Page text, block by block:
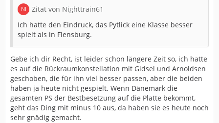
Zitat von Nighttrain61
Ich hatte den Eindruck, das Pytlick eine Klasse besser
spielt als in Flensburg.
Gebe ich dir Recht, ist leider schon längere Zeit so, ich hatte
es auf die Rückraumkonstellation mit Gidsel und Arnoldsen
geschoben, die für ihn viel besser passen, aber die beiden
haben ja heute nicht gespielt. Wenn Dänemark die
gesamten PS der Bestbesetzung auf die Platte bekommt,
geht das Ding mit minus 10 aus, da haben sie es heute noch
sehr gnädig gemacht.